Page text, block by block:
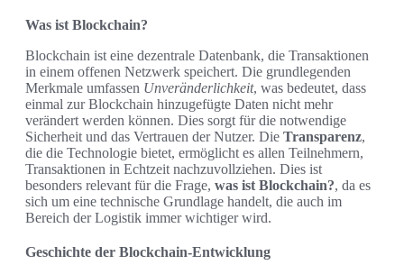
Was ist Blockchain?
Blockchain ist eine dezentrale Datenbank, die Transaktionen
in einem offenen Netzwerk speichert. Die grundlegenden
Merkmale umfassen Unveränderlichkeit, was bedeutet, dass
einmal zur Blockchain hinzugefügte Daten nicht mehr
verändert werden können. Dies sorgt für die notwendige
Sicherheit und das Vertrauen der Nutzer. Die Transparenz,
die die Technologie bietet, ermöglicht es allen Teilnehmern,
Transaktionen in Echtzeit nachzuvollziehen. Dies ist
besonders relevant für die Frage, was ist Blockchain?, da es
sich um eine technische Grundlage handelt, die auch im
Bereich der Logistik immer wichtiger wird.
Geschichte der Blockchain-Entwicklung